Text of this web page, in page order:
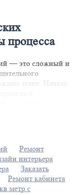
процесса
— это сложный и
этапе. Начало
Удачное
клиентов, но
важный этап
необходимо
чтобы
Ремонт
интерьера
Заказать
Ремонт кабинета
метр с